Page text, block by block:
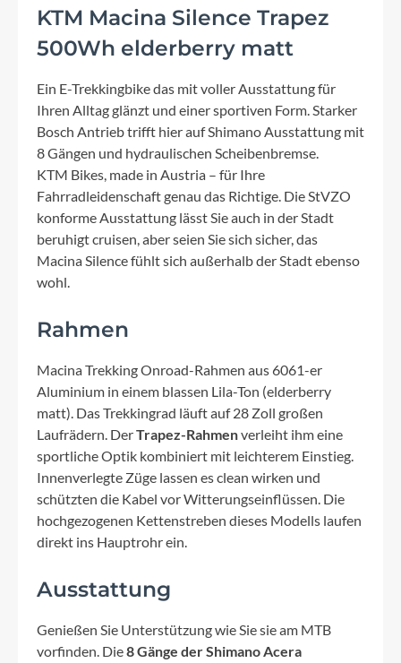
KTM Macina Silence Trapez
500Wh elderberry matt
Ein E-Trekkingbike das mit voller Ausstattung für
Ihren Alltag glänzt und einer sportiven Form. Starker
Bosch Antrieb trifft hier auf Shimano Ausstattung mit
8 Gängen und hydraulischen Scheibenbremse.
KTM Bikes, made in Austria – für Ihre
Fahrradleidenschaft genau das Richtige. Die StVZO
konforme Ausstattung lässt Sie auch in der Stadt
beruhigt cruisen, aber seien Sie sich sicher, das
Macina Silence fühlt sich außerhalb der Stadt ebenso
wohl.
Rahmen
Macina Trekking Onroad-Rahmen aus 6061-er
Aluminium in einem blassen Lila-Ton (elderberry
matt). Das Trekkingrad läuft auf 28 Zoll großen
Laufrädern. DerTrapez-Rahmenverleiht ihm eine
sportliche Optik kombiniert mit leichterem Einstieg.
Innenverlegte Züge lassen es clean wirken und
schützten die Kabel vor Witterungseinflüssen. Die
hochgezogenen Kettenstreben dieses Modells laufen
direkt ins Hauptrohr ein.
Ausstattung
Genießen Sie Unterstützung wie Sie sie am MTB
vorfinden. Die8 Gänge der Shimano Acera